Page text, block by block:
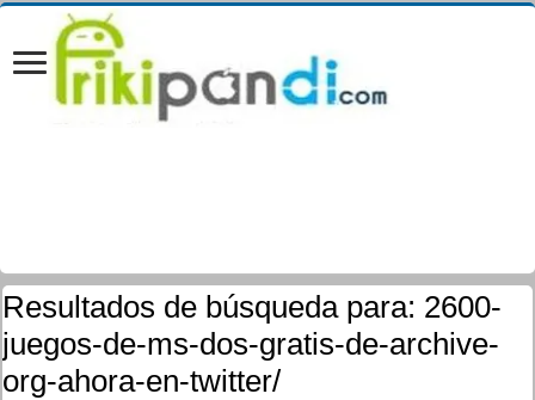
Resultados de búsqueda para: 2600-
juegos-de-ms-dos-gratis-de-archive-
org-ahora-en-twitter/